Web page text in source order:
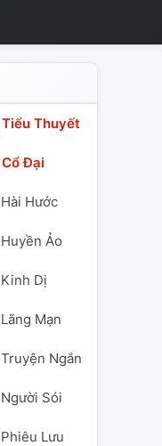
Tiểu Thuyết
Cổ Đại
Hài Hước
Huyền Ảo
Kinh Dị
Lãng Mạn
Truyện Ngắn
Người Sói
Phiêu Lưu